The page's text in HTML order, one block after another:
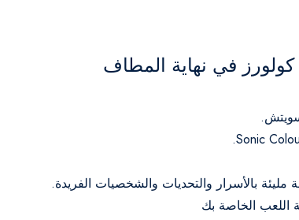
في نهاية المطاف
سويتش.
بالأسرار والتحديات والشخصيات الفريدة.
اللعب الخاصة بك